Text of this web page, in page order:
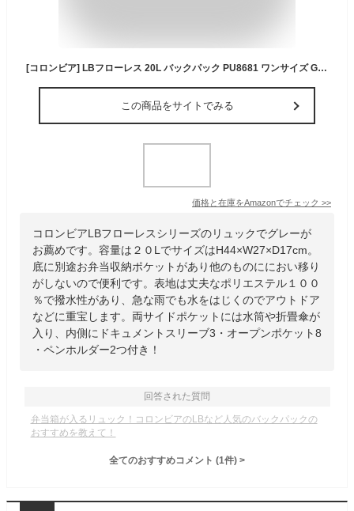
[コロンビア] LBフローレス 20L バックパック PU8681 ワンサイズ Grill Heather
この商品をサイトでみる
価格と在庫をAmazonでチェック >>
コロンビアLBフローレスシリーズのリュックでグレーが
お薦めです。容量は２０LでサイズはH44×W27×D17cm。
底に別途お弁当収納ポケットがあり他のものににおい移り
がしないので便利です。表地は丈夫なポリエステル１００
％で撥水性があり、急な雨でも水をはじくのでアウトドア
などに重宝します。両サイドポケットには水筒や折畳傘が
入り、内側にドキュメントスリーブ3・オープンポケット8
・ペンホルダー2つ付き！
回答された質問
弁当箱が入るリュック！コロンビアのLBなど人気のバックパックの
おすすめを教えて！
全てのおすすめコメント (1件) >